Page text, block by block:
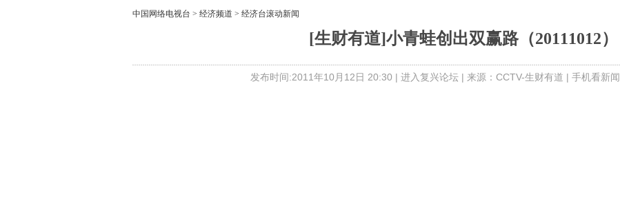
中国网络电视台 > 经济频道 > 经济台滚动新闻
[生财有道]小青蛙创出双赢路（20111012）
发布时间:2011年10月12日 20:30 | 进入复兴论坛 | 来源：CCTV-生财有道 | 手机看新闻